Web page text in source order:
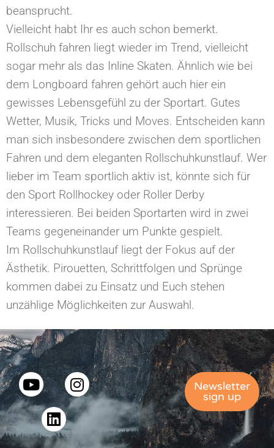
beansprucht.
Vielleicht habt Ihr es auch schon bemerkt.
Rollschuh fahren liegt wieder im Trend, vielleicht
sogar mehr als das Inline Skaten. Ähnlich wie bei
dem Longboard fahren gehört auch hier ein
gewisses Lebensgefühl zu der Sportart. Gutes
Wetter, Musik, Tricks und Moves. Entscheiden kann
man sich insbesondere zwischen dem sportlichen
Fahren und dem eleganten Rollschuhkunstlauf. Wer
lieber im Team sportlich aktiv ist, könnte sich für
den Sport Rollhockey oder Roller Derby
interessieren. Bei beiden Sportarten wird in zwei
Teams gegeneinander um Punkte gespielt.
Im Rollschuhkunstlauf liegt der Fokus auf der
Ästhetik. Pirouetten, Schrittfolgen und Sprünge
kommen dabei zu Einsatz und Euch stehen
unzählige Möglichkeiten zur Auswahl.
Newsletter
sign up